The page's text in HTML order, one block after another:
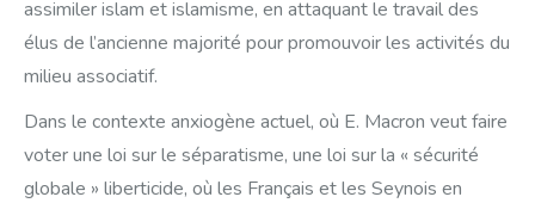
assimiler islam et islamisme, en attaquant le travail des
élus de l’ancienne majorité pour promouvoir les activités du
milieu associatif.
Dans le contexte anxiogène actuel, où E. Macron veut faire
voter une loi sur le séparatisme, une loi sur la « sécurité
globale » liberticide, où les Français et les Seynois en